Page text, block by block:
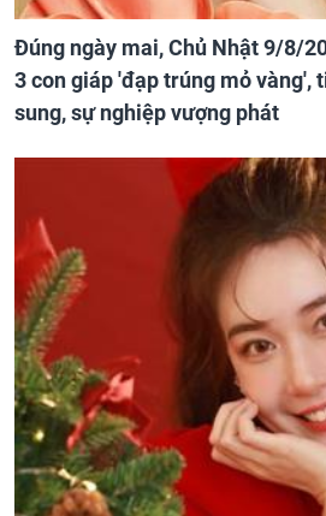
Đúng ngày mai, Chủ Nhật 9/8/
3 con giáp 'đạp trúng mỏ vàng',
sung, sự nghiệp vượng phát